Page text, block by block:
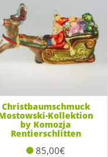
Christbaumschmuck
Kollektion
by Komozja
Rentierschlitten
85,00€